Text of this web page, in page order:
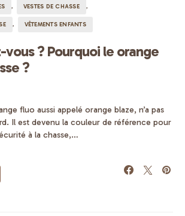
VESTES DE CHASSE
VÊTEMENTS ENFANTS
vous ? Pourquoi le orange
?
fluo aussi appelé orange blaze, n’a pas
Il est devenu la couleur de référence pour
à la chasse,…